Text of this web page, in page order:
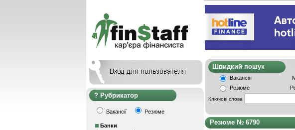
Рубрикатор
Вакансії Резюме
Банки
Швидкий
Вакансія
Резюме
Ключові слова
Резюме № 6790